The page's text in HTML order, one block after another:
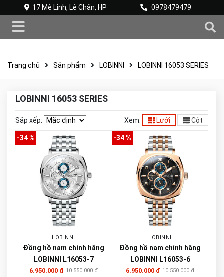
17 Mê Linh, Lê Chân, HP 0978479479
Trang chủ Sản phẩm LOBINNI LOBINNI 16053 SERIES
LOBINNI 16053 SERIES
Sắp xếp: Xem: Lưới Cột
-34 %
LOBINNI
Đồng hồ nam chính hãng
LOBINNI L16053-7
6.950.000 đ 10.550.000 đ
-34 %
LOBINNI
Đồng hồ nam chính hãng
LOBINNI L16053-6
6.950.000 đ 10.550.000 đ